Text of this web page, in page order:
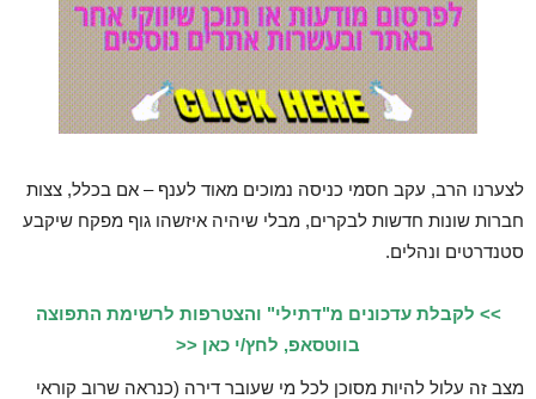
לצערנו הרב, עקב חסמי כניסה נמוכים מאוד לענף – אם בכלל, צצות
חברות שונות חדשות לבקרים, מבלי שיהיה איזשהו גוף מפקח שיקבע
סטנדרטים ונהלים.
>> לקבלת עדכונים מ"דתילי" והצטרפות לרשימת התפוצה
בווטסאפ, לחץ/י כאן <<
מצב זה עלול להיות מסוכן לכל מי שעובר דירה (כנראה שרוב קוראי